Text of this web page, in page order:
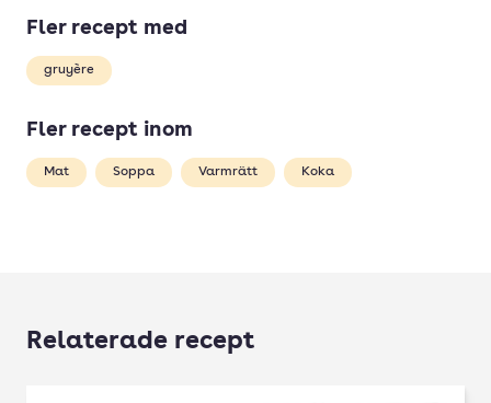
Fler recept med
gruyère
Fler recept inom
Mat Soppa Varmrätt Koka
Relaterade recept